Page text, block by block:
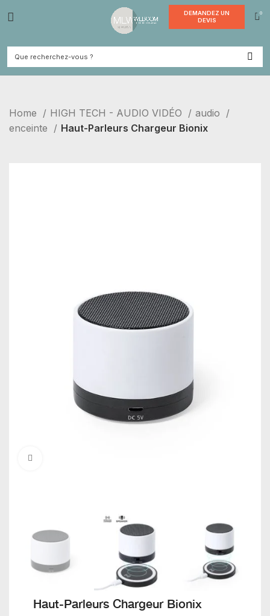
Home HIGH TECH - AUDIO VIDÉO
audio
enceinte
Haut-Parleurs Chargeur Bionix
Haut-Parleurs Chargeur Bionix